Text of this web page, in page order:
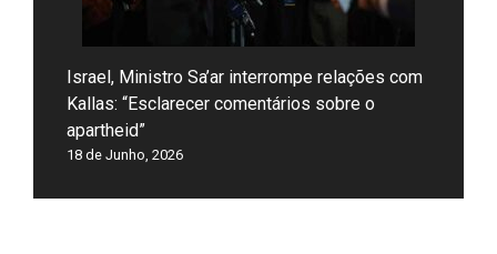
Israel, Ministro Sa’ar interrompe relações com
Kallas: “Esclarecer comentários sobre o
apartheid”
18 de Junho, 2026